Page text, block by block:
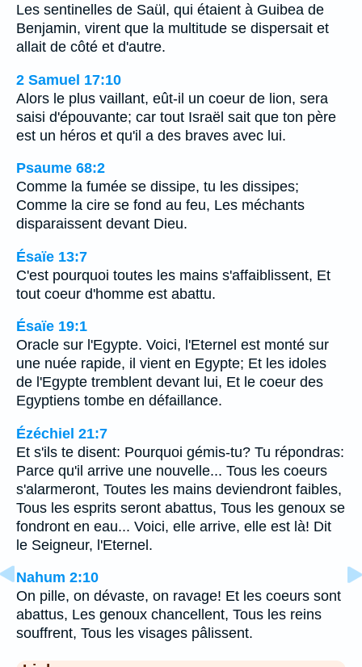
Les sentinelles de Saül, qui étaient à Guibea de
Benjamin, virent que la multitude se dispersait et
allait de côté et d'autre.
2 Samuel 17:10
Alors le plus vaillant, eût-il un coeur de lion, sera
saisi d'épouvante; car tout Israël sait que ton père
est un héros et qu'il a des braves avec lui.
Psaume 68:2
Comme la fumée se dissipe, tu les dissipes;
Comme la cire se fond au feu, Les méchants
disparaissent devant Dieu.
Ésaïe 13:7
C'est pourquoi toutes les mains s'affaiblissent, Et
tout coeur d'homme est abattu.
Ésaïe 19:1
Oracle sur l'Egypte. Voici, l'Eternel est monté sur
une nuée rapide, il vient en Egypte; Et les idoles
de l'Egypte tremblent devant lui, Et le coeur des
Egyptiens tombe en défaillance.
Ézéchiel 21:7
Et s'ils te disent: Pourquoi gémis-tu? Tu répondras:
Parce qu'il arrive une nouvelle... Tous les coeurs
s'alarmeront, Toutes les mains deviendront faibles,
Tous les esprits seront abattus, Tous les genoux se
fondront en eau... Voici, elle arrive, elle est là! Dit
le Seigneur, l'Eternel.
Nahum 2:10
On pille, on dévaste, on ravage! Et les coeurs sont
abattus, Les genoux chancellent, Tous les reins
souffrent, Tous les visages pâlissent.